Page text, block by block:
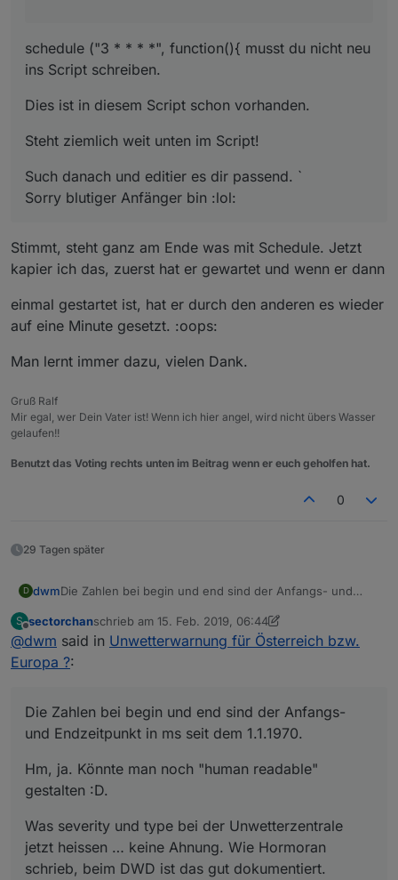
schedule ("3 * * * *", function(){ musst du nicht neu
ins Script schreiben.
Dies ist in diesem Script schon vorhanden.
Steht ziemlich weit unten im Script!
Such danach und editier es dir passend. `
Sorry blutiger Anfänger bin :lol:
Stimmt, steht ganz am Ende was mit Schedule. Jetzt
kapier ich das, zuerst hat er gewartet und wenn er dann
einmal gestartet ist, hat er durch den anderen es wieder
auf eine Minute gesetzt. :oops:
Man lernt immer dazu, vielen Dank.
Gruß Ralf
Mir egal, wer Dein Vater ist! Wenn ich hier angel, wird nicht übers Wasser
gelaufen!!
Benutzt das Voting rechts unten im Beitrag wenn er euch geholfen hat.
0
29 Tagen später
D dwmDie Zahlen bei begin und end sind der Anfangs- und
Hm, ja. Könnte man noch "human readable" gestalten :D.
Was severity und type bei der Unwetterzentrale jetzt
im Nebel stochern. Mal sehen, ob sich da nicht im Netz
eine Doku findet...
Ein Bug ist auch noch drin ... das "object" sollte
eigentlich das JSON der Warnung zeigen.
! ```
var AdapterId = "javascript.0"; var
= true; var numOfWarnings = 3; ! var
warncellid = 'UWZDE92540'; // HIER DIE
EIGENE AREA ID eintragen! !
S
Offline
sectorchanschrieb am 15. Feb. 2019, 06:44
zuletzt editiert von sectorchan
@dwm said in Unwetterwarnung für Österreich bzw.
Europa ?:
Die Zahlen bei begin und end sind der Anfangs-
und Endzeitpunkt in ms seit dem 1.1.1970.
Hm, ja. Könnte man noch "human readable"
gestalten :D.
Was severity und type bei der Unwetterzentrale
jetzt heissen … keine Ahnung. Wie Hormoran
schrieb, beim DWD ist das gut dokumentiert.